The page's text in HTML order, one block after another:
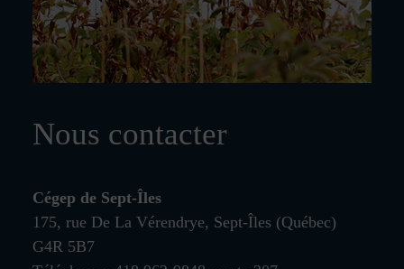
Nous contacter
Cégep de Sept‑Îles
175, rue De La Vérendrye, Sept‑Îles (Québec)
G4R 5B7